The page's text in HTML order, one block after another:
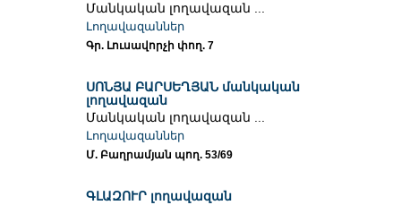
Մանկական լողավազան ...
Լողավազաններ
Գր. Լուսավորչի փող. 7
ՍՈՆՅԱ ԲԱՐՍԵՂՅԱՆ մանկական
լողավազան
Մանկական լողավազան ...
Լողավազաններ
Մ. Բաղրամյան պող. 53/69
ԳԼԱԶՈՒՐ լողավազան